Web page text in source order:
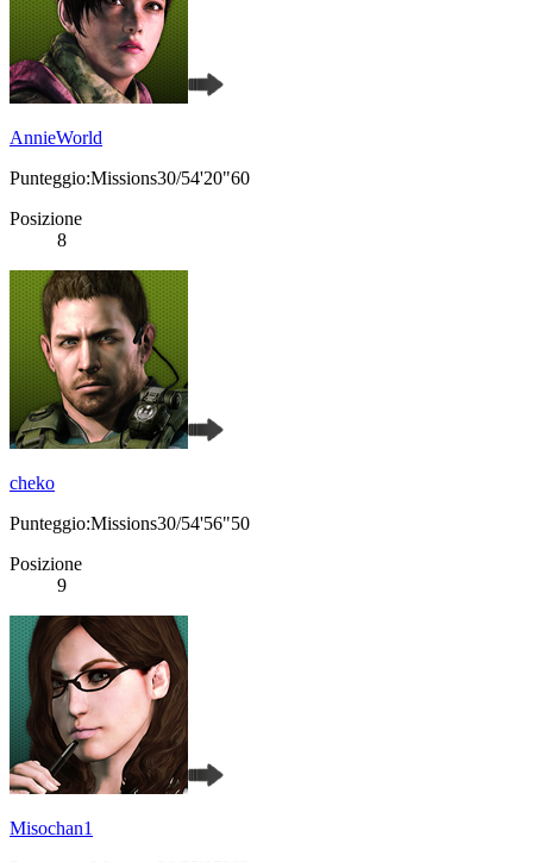
AnnieWorld
Punteggio:Missions30/54'20"60
Posizione
8
cheko
Punteggio:Missions30/54'56"50
Posizione
9
Misochan1